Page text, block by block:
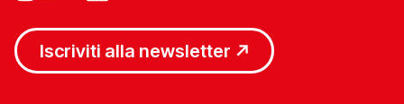
Iscriviti alla newsletter